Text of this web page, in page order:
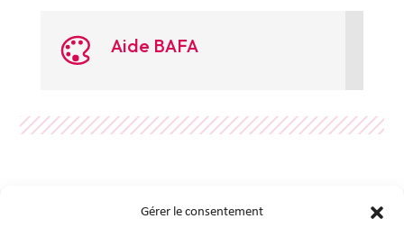
Gérer le consentement
Aide BAFA